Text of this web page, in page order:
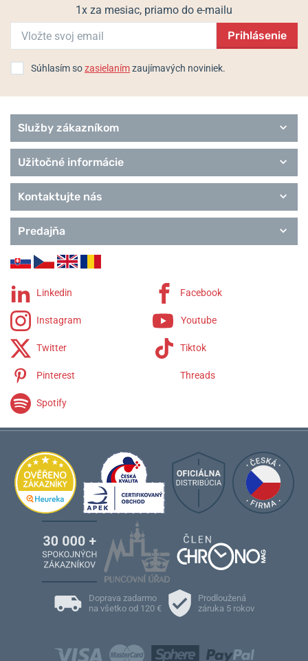
1x za mesiac, priamo do e-mailu
Prihlásenie
Súhlasím sozasielanímzaujímavých noviniek.
Služby zákazníkom
Užitočné informácie
Kontaktujte nás
Predajňa
Linkedin Facebook
Instagram Youtube
Twitter Tiktok
Pinterest Threads
Spotify
Doprava zadarmo
na všetko od 120 €
Prodloužená
záruka 5 rokov